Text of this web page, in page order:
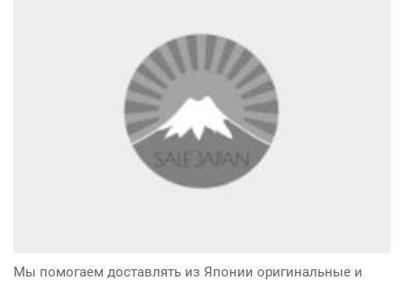
Мы помогаем доставлять из Японии оригинальные и